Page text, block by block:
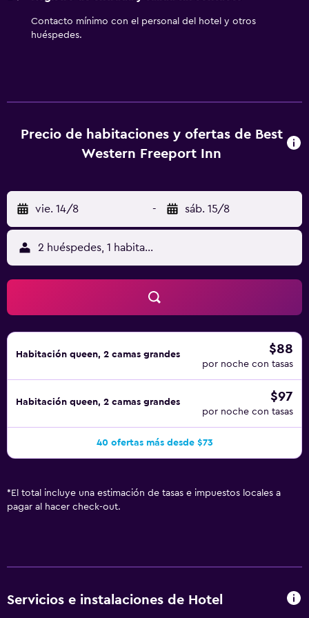
Contacto mínimo con el personal del hotel y otros
huéspedes.
Precio de habitaciones y ofertas de Best
Western Freeport Inn
vie. 14/8 - sáb. 15/8
2 huéspedes, 1 habitación
Habitación queen, 2 camas grandes $88
por noche con tasas
Habitación queen, 2 camas grandes $97
por noche con tasas
40 ofertas más desde $73
* El total incluye una estimación de tasas e impuestos locales a
pagar al hacer check-out.
Servicios e instalaciones de Hotel